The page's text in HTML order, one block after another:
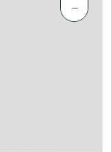
−